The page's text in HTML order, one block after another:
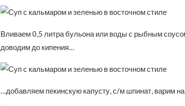
Вливаем 0,5 литра бульона или воды с рыбным
доводим до кипения…
…добавляем пекинскую капусту, с/м шпинат, варим